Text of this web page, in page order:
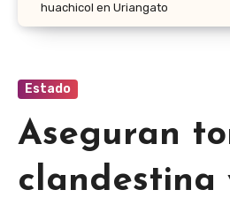
huachicol en Uriangato
Estado
Aseguran
clandestina